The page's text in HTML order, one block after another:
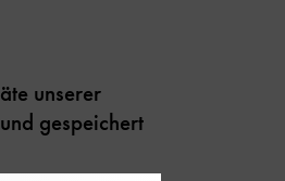
unserer
gespeichert